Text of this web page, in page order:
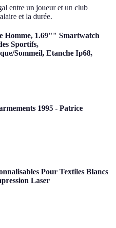
entre un joueur et un club
et la durée.
Homme, 1.69"" Smartwatch
Sportifs,
Sommeil, Etanche Ip68,
1995 - Patrice
Pour Textiles Blancs
Laser